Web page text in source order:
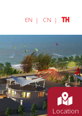
EN CN TH
Location